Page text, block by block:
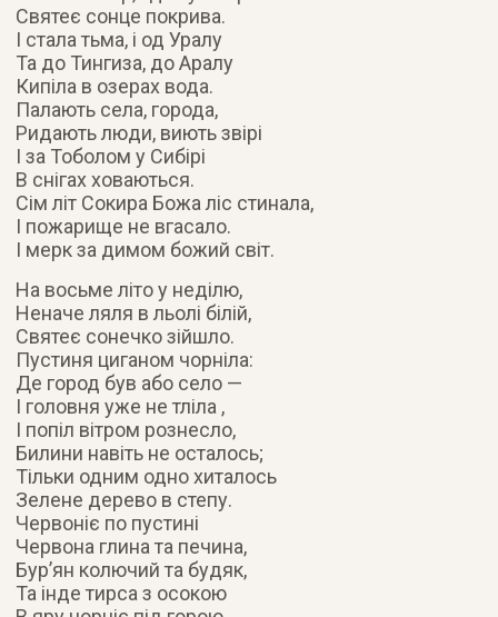
Святеє сонце покрива.
І стала тьма, і од Уралу
Та до Тингиза, до Аралу
Кипіла в озерах вода.
Палають села, города,
Ридають люди, виють звірі
І за Тоболом у Сибірі
В снігах ховаються.
Сім літ Сокира Божа ліс стинала,
І пожарище не вгасало.
І мерк за димом божий світ.
На восьме літо у неділю,
Неначе ляля в льолі білій,
Святеє сонечко зійшло.
Пустиня циганом чорніла:
Де город був або село —
І головня уже не тліла ,
І попіл вітром рознесло,
Билини навіть не осталось;
Тільки одним одно хиталось
Зелене дерево в степу.
Червоніє по пустині
Червона глина та печина,
Бур’ян колючий та будяк,
Та інде тирса з осокою